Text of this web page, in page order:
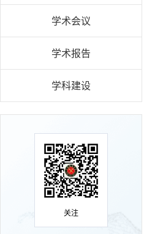
学术会议
学术报告
学科建设
关注